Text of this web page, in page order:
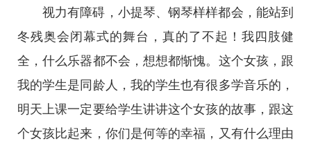
视力有障碍，小提琴、钢琴样样都会，能站到
冬残奥会闭幕式的舞台，真的了不起！我四肢健
全，什么乐器都不会，想想都惭愧。这个女孩，跟
我的学生是同龄人，我的学生也有很多学音乐的，
明天上课一定要给学生讲讲这个女孩的故事，跟这
个女孩比起来，你们是何等的幸福，又有什么理由